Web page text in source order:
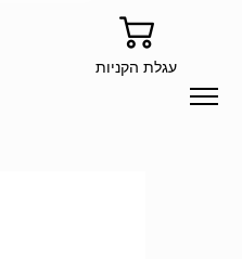
עגלת הקניות